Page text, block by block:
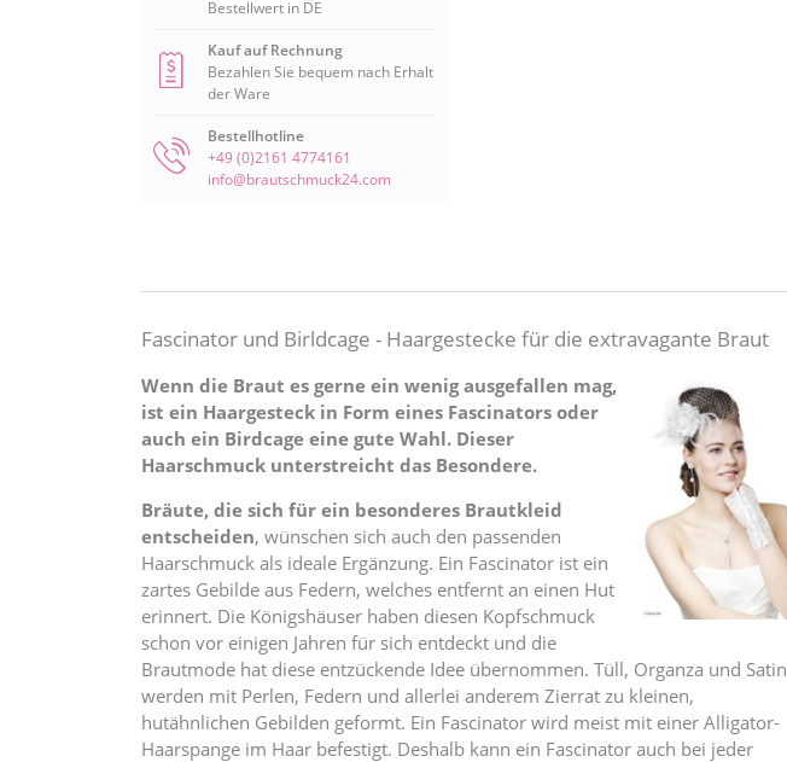
Bestellwert in DE
Kauf auf Rechnung
Bezahlen Sie bequem nach Erhalt
der Ware
Bestellhotline
+49 (0)2161 4774161
info@brautschmuck24.com
Fascinator und Birldcage - Haargestecke für die extravagante Braut
Wenn die Braut es gerne ein wenig ausgefallen mag,
ist ein Haargesteck in Form eines Fascinators oder
auch ein Birdcage eine gute Wahl. Dieser
Haarschmuck unterstreicht das Besondere.
Bräute, die sich für ein besonderes Brautkleid
entscheiden, wünschen sich auch den passenden
Haarschmuck als ideale Ergänzung. Ein Fascinator ist ein
zartes Gebilde aus Federn, welches entfernt an einen Hut
erinnert. Die Königshäuser haben diesen Kopfschmuck
schon vor einigen Jahren für sich entdeckt und die
Brautmode hat diese entzückende Idee übernommen. Tüll, Organza und Satin
werden mit Perlen, Federn und allerlei anderem Zierrat zu kleinen,
hutähnlichen Gebilden geformt. Ein Fascinator wird meist mit einer Alligator-
Haarspange im Haar befestigt. Deshalb kann ein Fascinator auch bei jeder